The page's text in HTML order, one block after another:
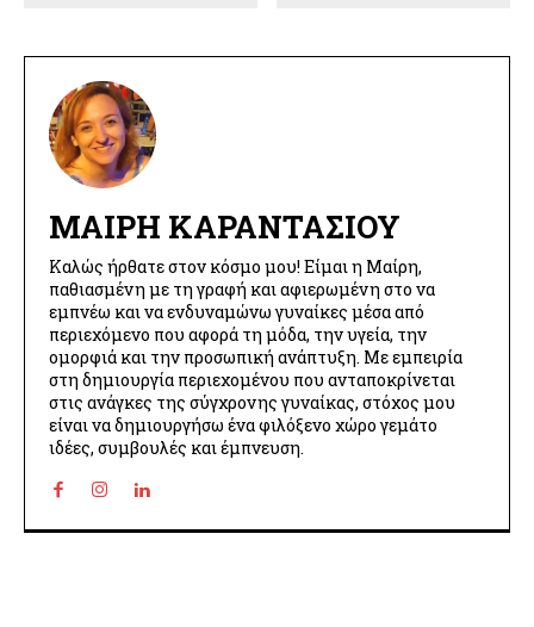
ΜΑΊΡΗ ΚΑΡΑΝΤΆΣΙΟΥ
Καλώς ήρθατε στον κόσμο μου! Είμαι η Μαίρη,
παθιασμένη με τη γραφή και αφιερωμένη στο να
εμπνέω και να ενδυναμώνω γυναίκες μέσα από
περιεχόμενο που αφορά τη μόδα, την υγεία, την
ομορφιά και την προσωπική ανάπτυξη. Με εμπειρία
στη δημιουργία περιεχομένου που ανταποκρίνεται
στις ανάγκες της σύγχρονης γυναίκας, στόχος μου
είναι να δημιουργήσω ένα φιλόξενο χώρο γεμάτο
ιδέες, συμβουλές και έμπνευση.